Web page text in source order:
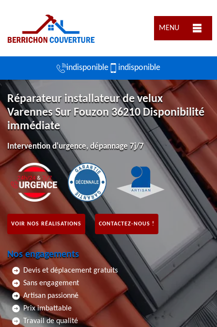
MENU
indisponible indisponible
Réparateur installateur de velux
Varennes Sur Fouzon 36210 Disponibilité
immédiate
Intervention d'urgence, dépannage 7j/7
VOIR NOS RÉALISATIONS CONTACTEZ-NOUS !
Nos engagements
Devis et déplacement gratuits
Sans engagement
Artisan passionné
Prix imbattable
Travail de qualité